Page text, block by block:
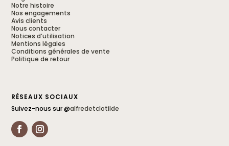
Notre histoire
Nos engagements
Avis clients
Nous contacter
Notices d’utilisation
Mentions légales
Conditions générales de vente
Politique de retour
RÉSEAUX SOCIAUX
Suivez-nous sur @alfredetclotilde